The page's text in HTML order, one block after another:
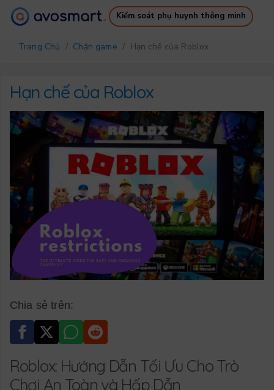
Kiểm soát phụ huynh thông minh
Cách nó hoạt động
Bảng giá
Đăng nhập
Đăng ký
Trang Chủ / Chặn game / Hạn chế của Roblox
Hạn chế của Roblox
Chia sẻ trên:
Roblox: Hướng Dẫn Tối Ưu Cho Trò
Chơi An Toàn và Hấp Dẫn